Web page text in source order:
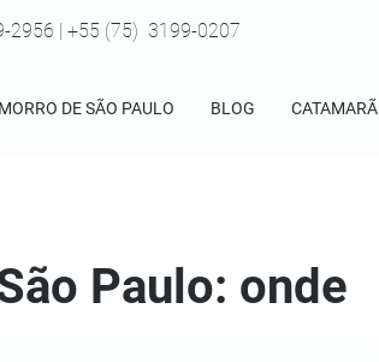
MORRO DE SÃO PAULO BLOG CATAMARÃ
2956 | +55 (75) 3199-0207
Paulo: onde